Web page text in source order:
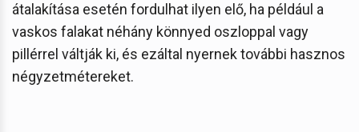
átalakítása esetén fordulhat ilyen elő, ha például a
vaskos falakat néhány könnyed oszloppal vagy
pillérrel váltják ki, és ezáltal nyernek további hasznos
négyzetmétereket.